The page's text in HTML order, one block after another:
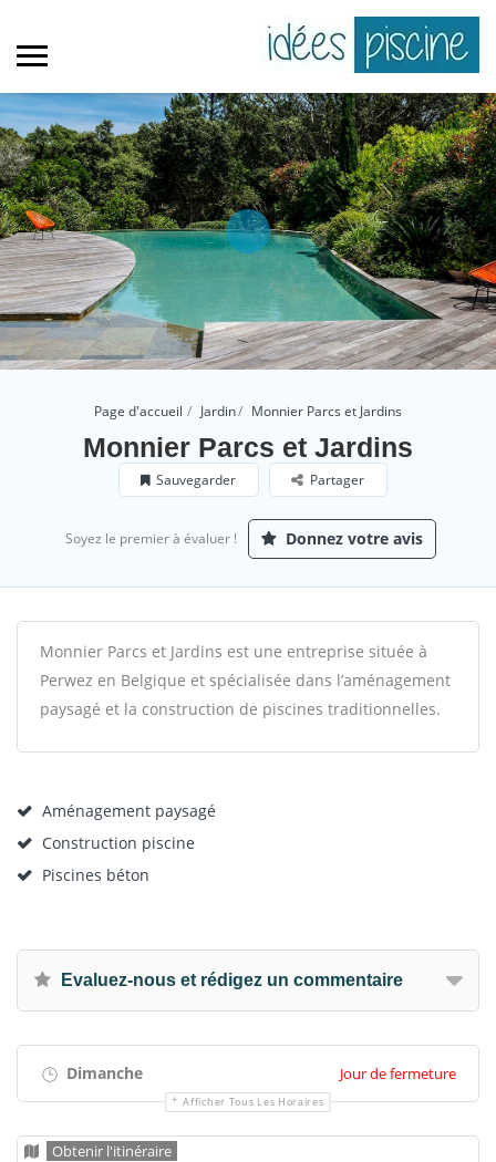
Page d'accueil Jardin Monnier Parcs et Jardins
Monnier Parcs et Jardins
Sauvegarder Partager
Soyez le premier à évaluer ! Donnez votre avis
Monnier Parcs et Jardins est une entreprise située à
Perwez en Belgique et spécialisée dans l’aménagement
paysagé et la construction de piscines traditionnelles.
Aménagement paysagé
Construction piscine
Piscines béton
Evaluez-nous et rédigez un commentaire
Dimanche Jour de fermeture
Afficher Tous Les Horaires
Obtenir l'itinéraire